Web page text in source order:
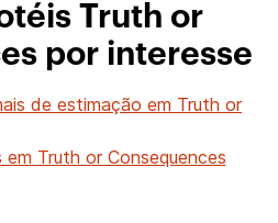
Truth or
por interesse
de estimação em Truth or
Truth or Consequences